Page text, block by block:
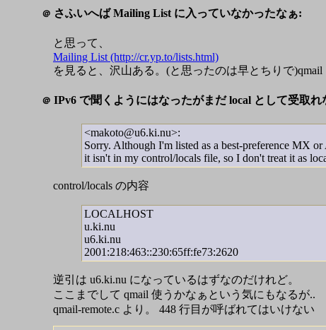
＠ さふいへば Mailing List に入っていなかったなぁ:
と思って、
Mailing List (http://cr.yp.to/lists.html)
を見ると、沢山ある。(と思ったのは早とちりで)qmail
＠ IPv6 で聞くようにはなったがまだ local として受取れ
<makoto@u6.ki.nu>:
Sorry. Although I'm listed as a best-preference MX or
it isn't in my control/locals file, so I don't treat it as
control/locals の内容
LOCALHOST
u.ki.nu
u6.ki.nu
2001:218:463::230:65ff:fe73:2620
逆引は u6.ki.nu になっているはずなのだけれど。
ここまでして qmail 使うかなぁという気にもなるが..
qmail-remote.c より。 448 行目が呼ばれてはいけない